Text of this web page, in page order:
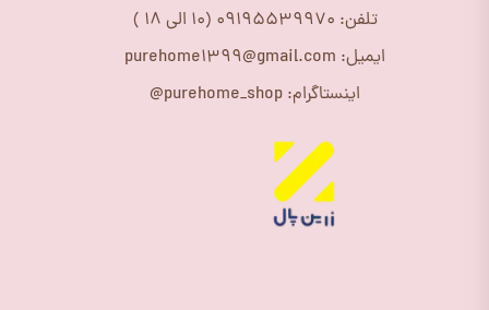
تلفن: 09195539970 (10 الی 18 )
ایمیل: purehome1399@gmail.com
اینستاگرام: purehome_shop@